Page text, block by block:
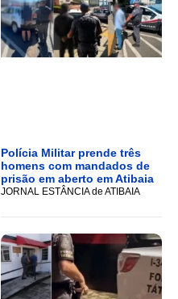
Polícia Militar prende três
homens com mandados de
prisão em aberto em Atibaia
JORNAL ESTÂNCIA de ATIBAIA